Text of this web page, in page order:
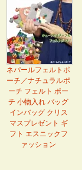
ネパールフェルトポ
ーチ／ナチュラルポ
ーチ フェルト ポー
チ 小物入れ バッグ
インバッグ クリス
マスプレゼント ギ
フト エスニックフ
ァッション